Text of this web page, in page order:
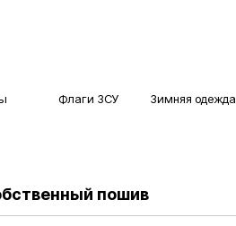
Флаги ЗСУ Зимняя одежда
пошив